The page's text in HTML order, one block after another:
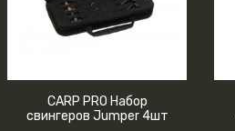
CARP PRO Набор
свингеров Jumper 4шт